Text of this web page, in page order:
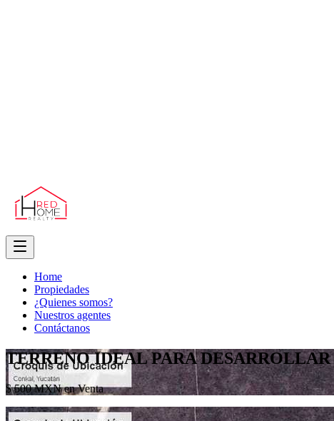
Home
Propiedades
¿Quienes somos?
Nuestros agentes
Contáctanos
TERRENO IDEAL PARA DESARROLLAR
$ 500 MXN en Venta